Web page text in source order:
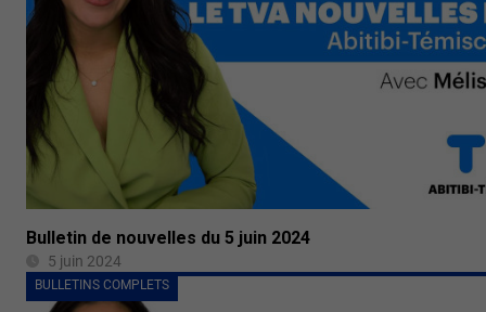
Bulletin de nouvelles du 5 juin 2024
5 juin 2024
BULLETINS COMPLETS